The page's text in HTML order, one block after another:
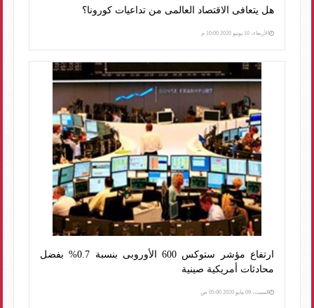
هل يتعافى الاقتصاد العالمى من تداعيات كورونا؟
الأربعاء، 10 يونيو 2020 10:00 م
ارتفاع مؤشر ستوكس 600 الأوروبى بنسبة 0.7% بفضل
محادثات أمريكية صينية
السبت، 09 مايو 2020 05:00 ص